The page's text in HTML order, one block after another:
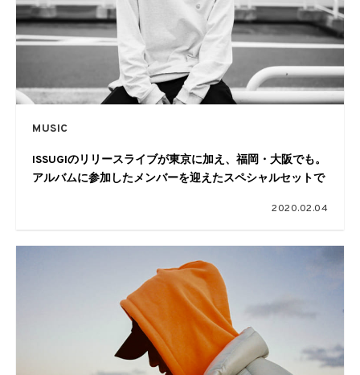
MUSIC
ISSUGIのリリースライブが東京に加え、福岡・大阪でも。
アルバムに参加したメンバーを迎えたスペシャルセットで
2020.02.04